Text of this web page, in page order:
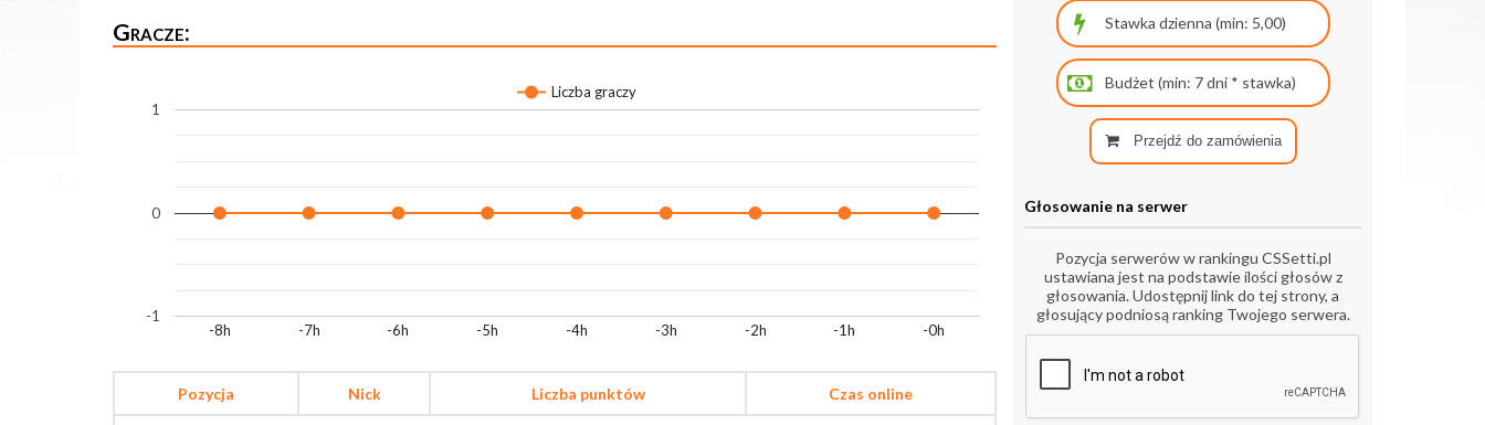
Gracze:
Liczba graczy
-8h -7h -6h -5h -4h -3h -2h -1h -0h
-1
0
1
Pozycja Nick Liczba punktów Czas online
Przejdź do zamówienia
Głosowanie na serwer
Pozycja serwerów w rankingu CSSetti.pl
ustawiana jest na podstawie ilości głosów z
głosowania. Udostępnij link do tej strony, a
głosujący podniosą ranking Twojego serwera.